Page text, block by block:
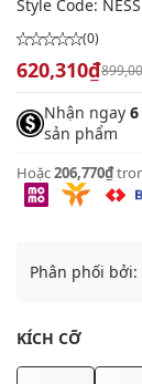
Style Code:
(0)
620,310₫
Nhận ngay
sản phẩm
Hoặc206,770₫
Phân phối bởi:
KÍCH CỠ